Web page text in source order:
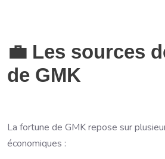
💼 Les sources
de GMK
La fortune de GMK repose sur
économiques :